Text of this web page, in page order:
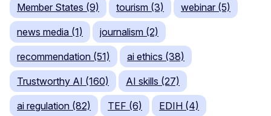
Member States (9) tourism (3) webinar (5)
news media (1) journalism (2)
recommendation (51) ai ethics (38)
Trustworthy AI (160) AI skills (27)
ai regulation (82) TEF (6) EDIH (4)